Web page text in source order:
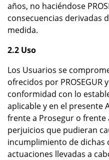
años, no haciéndose
consecuencias derivadas
medida.
2.2 Uso
Los Usuarios se
ofrecidos por
conformidad con lo
aplicable y en el presente
frente a Prosegur o frente
perjuicios que pudieran
incumplimiento de dichas
actuaciones llevadas a